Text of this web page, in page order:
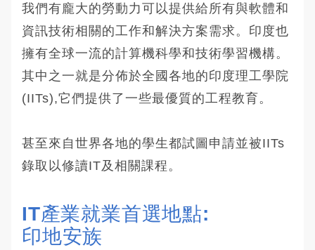
我們有龐大的勞動力可以提供給所有與軟體和
資訊技術相關的工作和解決方案需求。印度也
擁有全球一流的計算機科學和技術學習機構。
其中之一就是分佈於全國各地的印度理工學院
(IITs),它們提供了一些最優質的工程教育。
甚至來自世界各地的學生都試圖申請並被IITs
錄取以修讀IT及相關課程。
IT產業就業首選地點:
印地安族